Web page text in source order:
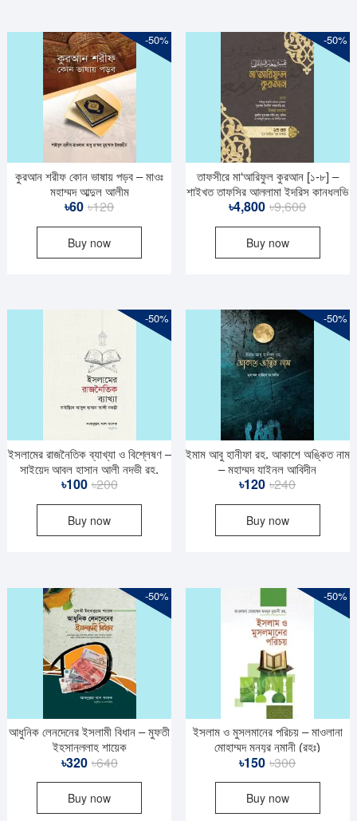
-50%
কুরআন শরীফ কোন ভাষায় পড়ব – মাওঃ
মুহাম্মদ আব্দুল আলীম
৳120Original
price
৳120.
৳60
Current
price
৳60.
Buy now
-50%
তাফসীরে মা‘আরিফুল কুরআন [১-৮] –
শাইখুত তাফসির আল্লামা ইদরিস কান্ধলভি
রহ.
৳9,600Original
price
৳9,600.
৳4,800
Current
price
৳4,800.
Buy now
-50%
ইসলামের রাজনৈতিক ব্যাখ্যা ও বিশ্লেষণ –
সাইয়েদ আবুল হাসান আলী নদভী রহ.
৳200Original
price
৳200.
৳100
Current
price
৳100.
Buy now
-50%
ইমাম আবু হানীফা রহ. আকাশে অঙ্কিত নাম
– মুহাম্মদ যাইনুল আবিদীন
৳240Original
price
৳240.
৳120
Current
price
৳120.
Buy now
-50%
আধুনিক লেনদেনের ইসলামী বিধান – মুফতী
ইহসানুল্লাহ শায়েক
৳640Original
price
৳320
Current
price
Buy now
-50%
ইসলাম ও মুসলমানের পরিচয় – মাওলানা
মোহাম্মদ মনযূর নুমানী (রহঃ)
৳300Original
price
৳150
Current
price
Buy now